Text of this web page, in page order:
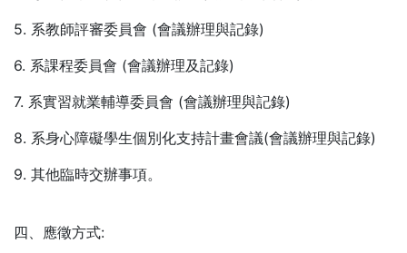
5. 系教師評審委員會 (會議辦理與記錄)
6. 系課程委員會 (會議辦理及記錄)
7. 系實習就業輔導委員會 (會議辦理與記錄)
8. 系身心障礙學生個別化支持計畫會議(會議辦理與記錄)
9. 其他臨時交辦事項。
四、應徵方式: